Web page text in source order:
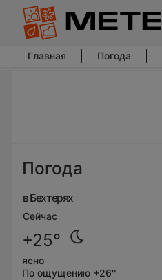
Главная Погода
Погода
в Бехтерях
Сейчас
+25°
ясно
По ощущению +26°